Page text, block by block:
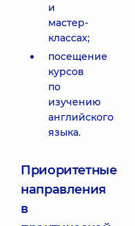
и
мастер-
классах;
посещение
курсов
по
изучению
английского
языка.
Приоритетные
направления
в